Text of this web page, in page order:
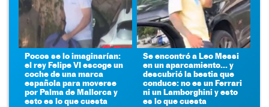
Pocos se lo imaginarían:
el rey Felipe VI escoge un
coche de una marca
española para moverse
por Palma de Mallorca y
esto es lo que cuesta
Se encontró a Leo Messi
en un aparcamiento... y
descubrió la bestia que
conduce: no es un Ferrari
ni un Lamborghini y esto
es lo que cuesta